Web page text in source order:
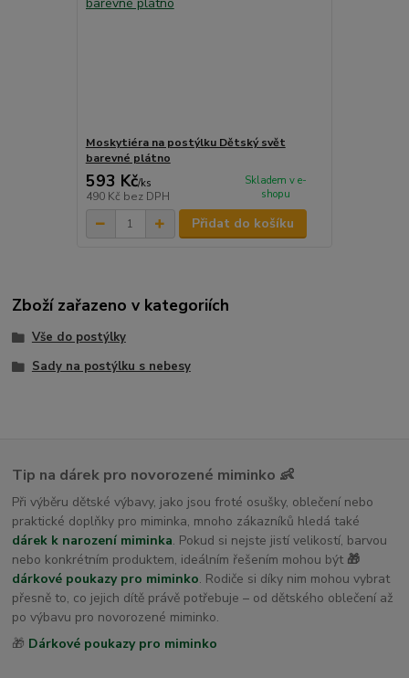
Moskytiéra na postýlku Dětský svět
barevné plátno
593 Kč/ks
490 Kč bez DPH
Skladem v e-
shopu
Přidat do košíku
Zboží zařazeno v kategoriích
Vše do postýlky
Sady na postýlku s nebesy
Tip na dárek pro novorozené miminko 👶
Při výběru dětské výbavy, jako jsou froté osušky, oblečení nebo
praktické doplňky pro miminka, mnoho zákazníků hledá také
dárek k narození miminka. Pokud si nejste jistí velikostí, barvou
nebo konkrétním produktem, ideálním řešením mohou být 🎁
dárkové poukazy pro miminko. Rodiče si díky nim mohou vybrat
přesně to, co jejich dítě právě potřebuje – od dětského oblečení až
po výbavu pro novorozené miminko.
🎁 Dárkové poukazy pro miminko